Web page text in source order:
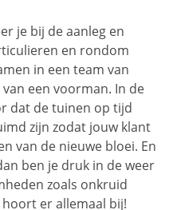
je bij de aanleg en
en rondom
in een team van
een voorman. In de
dat de tuinen op tijd
zijn zodat jouw klant
van de nieuwe bloei. En
ben je druk in de weer
zoals onkruid
er allemaal bij!